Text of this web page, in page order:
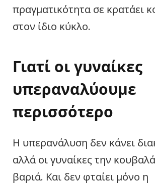
πραγματικότητα σε κρατάει
στον ίδιο κύκλο.
Γιατί οι γυναίκες
υπεραναλύουμε
περισσότερο
Η υπερανάλυση δεν κάνει
αλλά οι γυναίκες την
βαριά. Και δεν φταίει μόνο η